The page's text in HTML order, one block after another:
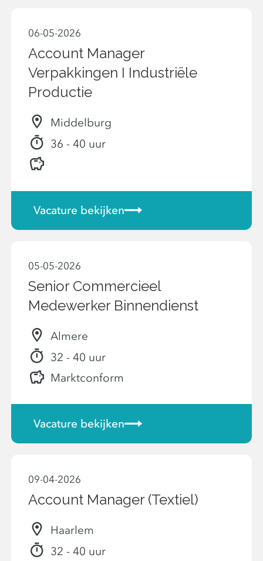
06-05-2026
Account Manager
Verpakkingen I Industriële
Productie
Middelburg
36 - 40 uur
Vacature bekijken
05-05-2026
Senior Commercieel
Medewerker Binnendienst
Almere
32 - 40 uur
Marktconform
Vacature bekijken
09-04-2026
Account Manager (Textiel)
Haarlem
32 - 40 uur